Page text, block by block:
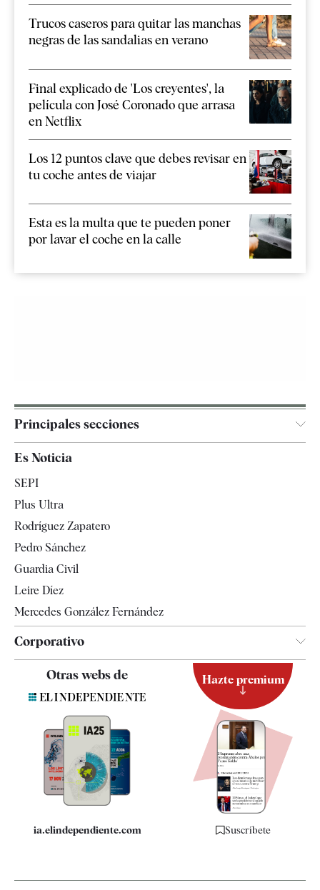
Trucos caseros para quitar las manchas
negras de las sandalias en verano
Final explicado de 'Los creyentes', la
película con José Coronado que arrasa
en Netflix
Los 12 puntos clave que debes revisar en
tu coche antes de viajar
Esta es la multa que te pueden poner
por lavar el coche en la calle
Principales secciones
España
Televisión
Es Noticia
SEPI
Plus Ultra
Rodríguez Zapatero
Pedro Sánchez
Guardia Civil
Leire Díez
Mercedes González Fernández
Corporativo
Contacto
Quiénes somos
Especificaciones
Otras webs de
ia.elindependiente.com
Hazte premium
Suscríbete